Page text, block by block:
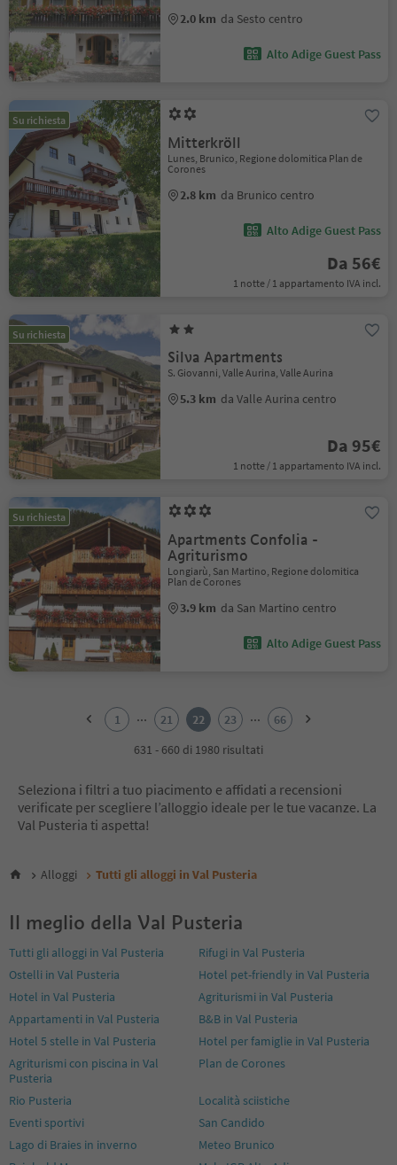
2.0 km da Sesto centro
Alto Adige Guest Pass
Su richiesta
Mitterkröll
Lunes, Brunico, Regione dolomitica Plan de
Corones
2.8 km da Brunico centro
Alto Adige Guest Pass
Da 56€
1 notte / 1 appartamento IVA incl.
Su richiesta
Silva Apartments
S. Giovanni, Valle Aurina, Valle Aurina
5.3 km da Valle Aurina centro
Da 95€
1 notte / 1 appartamento IVA incl.
Su richiesta
Apartments Confolia -
Agriturismo
Longiarù, San Martino, Regione dolomitica
Plan de Corones
3.9 km da San Martino centro
Alto Adige Guest Pass
11
16
17
18
19
20
21
22
23
24
25
27
1 ... 21 22 23 ...
66
631 - 660 di 1980 risultati
Seleziona i filtri a tuo piacimento e affidati a recensioni
verificate per scegliere l’alloggio ideale per le tue vacanze. La
Val Pusteria ti aspetta!
Alloggi Tutti gli alloggi in Val Pusteria
Il meglio della Val Pusteria
Tutti gli alloggi in Val Pusteria
Rifugi in Val Pusteria
Ostelli in Val Pusteria
Hotel pet-friendly in Val Pusteria
Hotel in Val Pusteria
Agriturismi in Val Pusteria
Appartamenti in Val Pusteria
B&B in Val Pusteria
Hotel 5 stelle in Val Pusteria
Hotel per famiglie in Val Pusteria
Agriturismi con piscina in Val
Pusteria
Plan de Corones
Rio Pusteria
Località sciistiche
Eventi sportivi
San Candido
Lago di Braies in inverno
Meteo Brunico